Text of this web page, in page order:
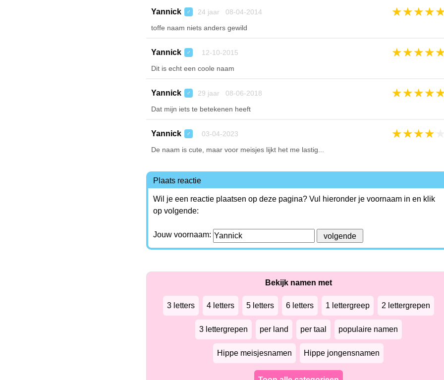
Yannick ♂ 24 jaar 08-04-2014 ★★★★
toffe naam niets anders gewild
Yannick ♂ 12-10-2015 ★★★★
Dit is echt een coole naam
Yannick ♂ 29 jaar 08-06-2018 ★★★★
Dat mijn iets te betekenen heeft
Yannick ♂ 03-04-2023 ★★★★
De naam is cute, maar voor meisjes lijkt het me lastig...
Plaats reactie
Wil je een reactie plaatsen op deze pagina? Vul hieronder je voornaam in en klik
op volgende:
Jouw voornaam:
Bekijk namen met
3 letters 4 letters 5 letters 6 letters 1 lettergreep 2 lettergrepen
3 lettergrepen per land per taal populaire namen
Hippe meisjesnamen Hippe jongensnamen